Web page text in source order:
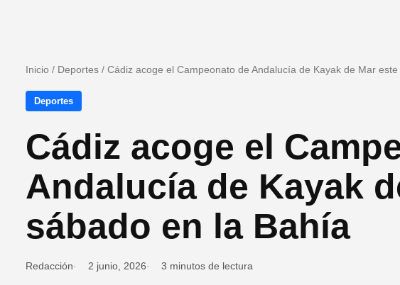
Inicio / Deportes / Cádiz acoge el Campeonato de Andalucía de Kayak de Mar
Deportes
Cádiz acoge el
Andalucía de Kayak
sábado en la Bahía
Redacción 2 junio, 2026 3 minutos de lectura